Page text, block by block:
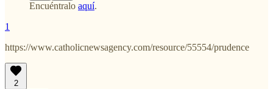
Encuéntralo aquí.
1
https://www.catholicnewsagency.com/resource/55554/prudence
2